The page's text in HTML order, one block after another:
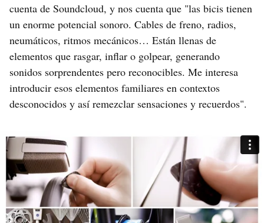
cuenta de Soundcloud, y nos cuenta que "las bicis tienen
un enorme potencial sonoro. Cables de freno, radios,
neumáticos, ritmos mecánicos… Están llenas de
elementos que rasgar, inflar o golpear, generando
sonidos sorprendentes pero reconocibles. Me interesa
introducir esos elementos familiares en contextos
desconocidos y así remezclar sensaciones y recuerdos".